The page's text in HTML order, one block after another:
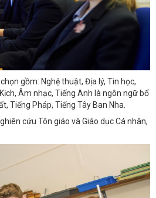
gồm: Nghệ thuật, Địa lý, Tin học,
Âm nhạc, Tiếng Anh là ngôn ngữ bổ
Tiếng Pháp, Tiếng Tây Ban Nha.
cứu Tôn giáo và Giáo dục Cá nhân,